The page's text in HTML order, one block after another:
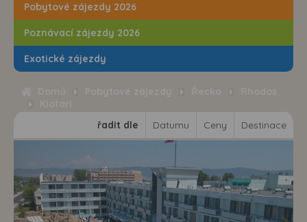
Pobytové zájezdy 2026
Poznávací zájezdy 2026
Exotické zájezdy
řadit dle
Datumu Ceny Destinace